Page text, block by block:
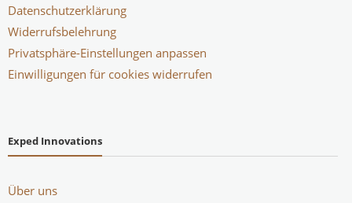
Datenschutzerklärung
Widerrufsbelehrung
Privatsphäre-Einstellungen anpassen
Einwilligungen für cookies widerrufen
Exped Innovations
Über uns